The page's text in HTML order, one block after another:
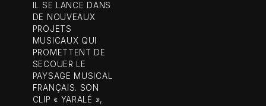
IL SE LANCE DANS
DE NOUVEAUX
PROJETS
MUSICAUX QUI
PROMETTENT DE
SECOUER LE
PAYSAGE MUSICAL
FRANÇAIS. SON
CLIP « YARALÉ »,